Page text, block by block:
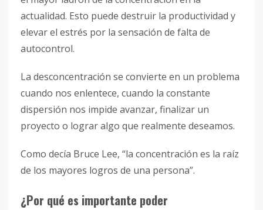
actualidad. Esto puede destruir la productividad y
elevar el estrés por la sensación de falta de
autocontrol.
La desconcentración se convierte en un problema
cuando nos enlentece, cuando la constante
dispersión nos impide avanzar, finalizar un
proyecto o lograr algo que realmente deseamos.
Como decía Bruce Lee, “la concentración es la raíz
de los mayores logros de una persona”.
¿Por qué es importante poder